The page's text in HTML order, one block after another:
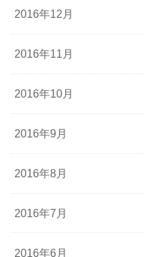
2016年12月
2016年11月
2016年10月
2016年9月
2016年8月
2016年7月
2016年6月